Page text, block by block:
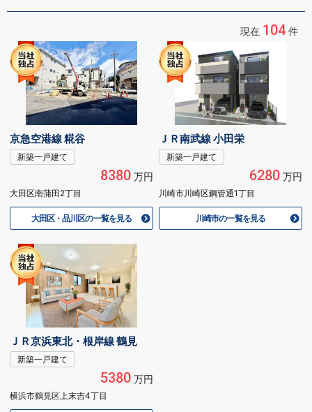
現在 104 件
京急空港線 糀谷
新築一戸建て
8380万円
大田区南蒲田2丁目
大田区・品川区の一覧を見る
ＪＲ南武線 小田栄
新築一戸建て
6280万円
川崎市川崎区鋼管通1丁目
川崎市の一覧を見る
ＪＲ京浜東北・根岸線 鶴見
新築一戸建て
5380万円
横浜市鶴見区上末吉4丁目